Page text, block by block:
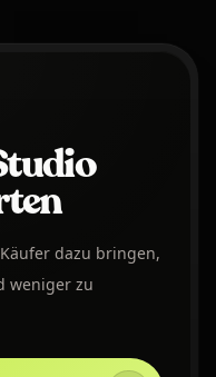
dazu bringen,
weniger zu